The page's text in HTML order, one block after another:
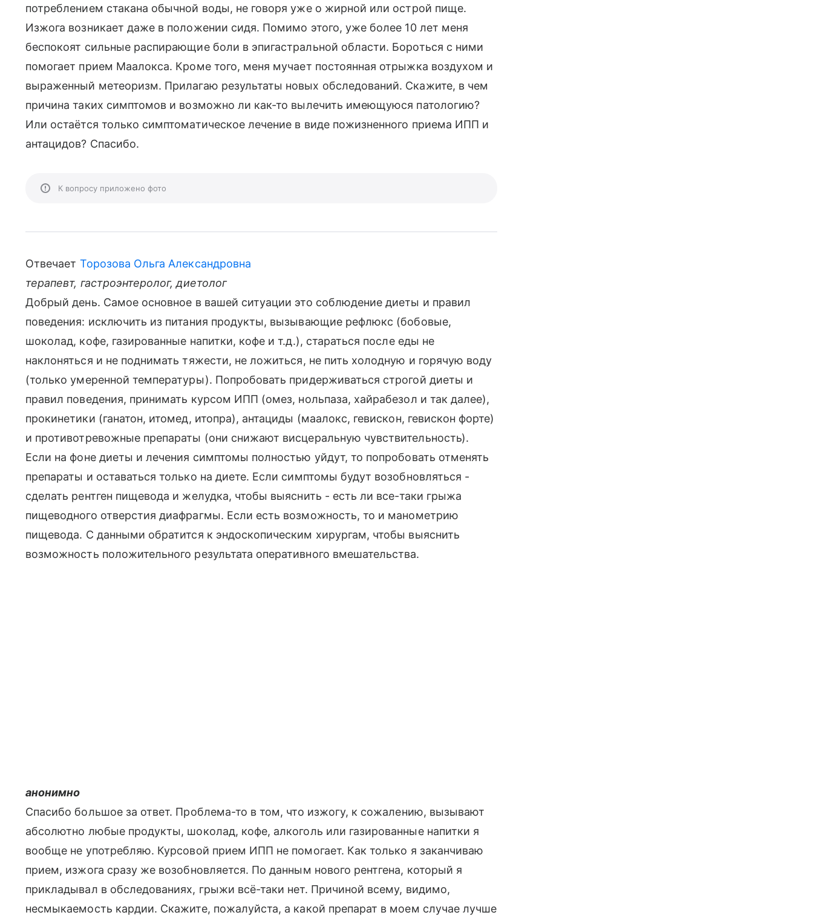
потреблением стакана обычной воды, не говоря уже о жирной или острой пище.
Изжога возникает даже в положении сидя. Помимо этого, уже более 10 лет меня
беспокоят сильные распирающие боли в эпигастральной области. Бороться с ними
помогает прием Маалокса. Кроме того, меня мучает постоянная отрыжка воздухом и
выраженный метеоризм. Прилагаю результаты новых обследований. Скажите, в чем
причина таких симптомов и возможно ли как-то вылечить имеющуюся патологию?
Или остаётся только симптоматическое лечение в виде пожизненного приема ИПП и
антацидов? Спасибо.
К вопросу приложено фото
Отвечает Торозова Ольга Александровна
терапевт, гастроэнтеролог, диетолог
Добрый день. Самое основное в вашей ситуации это соблюдение диеты и правил
поведения: исключить из питания продукты, вызывающие рефлюкс (бобовые,
шоколад, кофе, газированные напитки, кофе и т.д.), стараться после еды не
наклоняться и не поднимать тяжести, не ложиться, не пить холодную и горячую воду
(только умеренной температуры). Попробовать придерживаться строгой диеты и
правил поведения, принимать курсом ИПП (омез, нольпаза, хайрабезол и так далее),
прокинетики (ганатон, итомед, итопра), антациды (маалокс, гевискон, гевискон форте)
и противотревожные препараты (они снижают висцеральную чувствительность).
Если на фоне диеты и лечения симптомы полностью уйдут, то попробовать отменять
препараты и оставаться только на диете. Если симптомы будут возобновляться -
сделать рентген пищевода и желудка, чтобы выяснить - есть ли все-таки грыжа
пищеводного отверстия диафрагмы. Если есть возможность, то и манометрию
пищевода. С данными обратится к эндоскопическим хирургам, чтобы выяснить
возможность положительного результата оперативного вмешательства.
анонимно
Спасибо большое за ответ. Проблема-то в том, что изжогу, к сожалению, вызывают
абсолютно любые продукты, шоколад, кофе, алкоголь или газированные напитки я
вообще не употребляю. Курсовой прием ИПП не помогает. Как только я заканчиваю
прием, изжога сразу же возобновляется. По данным нового рентгена, который я
прикладывал в обследованиях, грыжи всё-таки нет. Причиной всему, видимо,
несмыкаемость кардии. Скажите, пожалуйста, а какой препарат в моем случае лучше